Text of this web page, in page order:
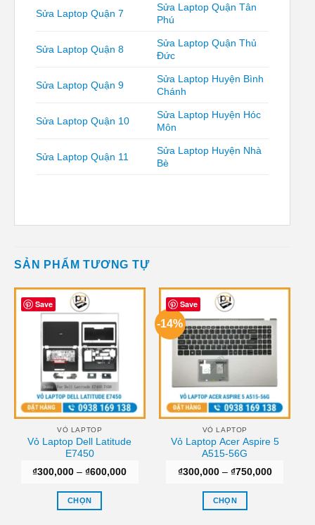
Sửa Laptop Quận 7
Sửa Laptop Quận Tân
Phú
Sửa Laptop Quận 8
Sửa Laptop Quận Thủ
Đức
Sửa Laptop Quận 9
Sửa Laptop Huyện Bình
Chánh
Sửa Laptop Quận 10
Sửa Laptop Huyện Hóc
Môn
Sửa Laptop Quận 11
Sửa Laptop Huyện Nhà
Bè
SẢN PHẨM TƯƠNG TỰ
Save
VỎ LAPTOP
Vỏ Laptop Dell Latitude
E7450
₫300,000 – ₫600,000Khoảng
CHỌN
Save
-14%
VỎ LAPTOP
Vỏ Laptop Acer Aspire 5
A515-56G
₫300,000 – ₫750,000Khoảng
CHỌN